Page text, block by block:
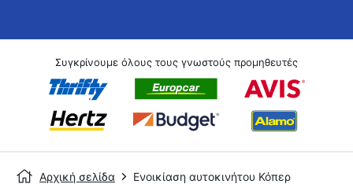
Συγκρίνουμε όλους τους γνωστούς προμηθευτές
Αρχική σελίδα Ενοικίαση αυτοκινήτου Κόπερ